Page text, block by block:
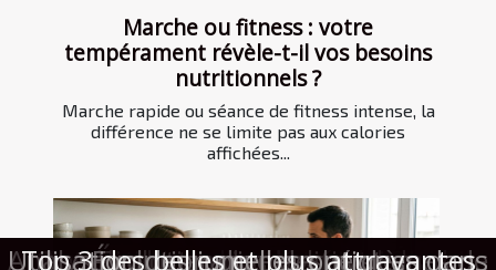
Marche ou fitness : votre
tempérament révèle-t-il vos besoins
nutritionnels ?
Marche rapide ou séance de fitness intense, la
différence ne se limite pas aux calories
affichées...
Impact des réglementations SOLAS et
Comment les voyages enrichissent-ils
Expansion de la télémédecine en
Optimisation pour les moteurs de
Le rôle du tourisme spatial dans
Évolution des politiques
Analyse comparative des systèmes de
Évolution du marché des
Utilisation des jumelles optiques dans
Top 3 des belles et plus attrayantes